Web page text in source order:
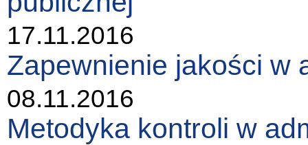
17.11.2016
Zapewnienie jakości w
08.11.2016
Metodyka kontroli w